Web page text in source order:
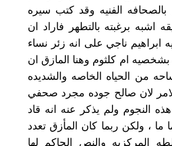
الفنيه وقد كتب سيره
اشبه برغبته بالتطهر فاراد ان
ناجي على انه زئر نساء
ام كلثوم وهنا المازق ان
من الحياه الخاصه والشديده
الامر لان صالح جوده مجرد صحفي
النجوم ولم يذكر عنه انه قاد
، ولكن ربما كان المأزق تعدد
المركزيه والنص الحاكم لها